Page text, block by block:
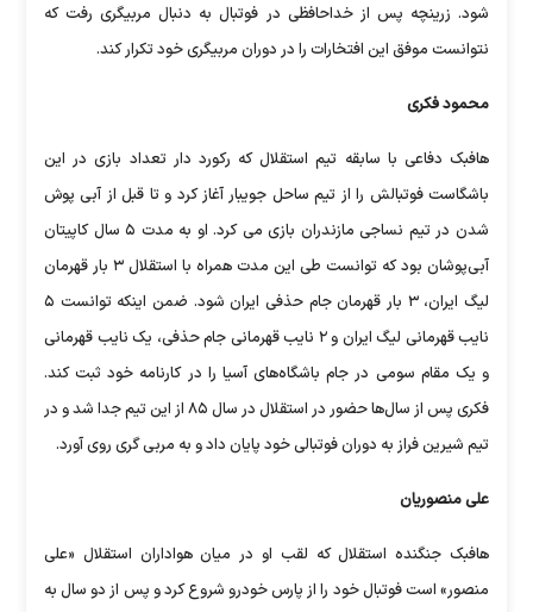
شود. زرینچه پس از خداحافظی در فوتبال به دنبال مربیگری رفت که
نتوانست موفق این افتخارات را در دوران مربیگری خود تکرار کند.
محمود فکری
هافبک دفاعی با سابقه تیم استقلال که رکورد دار تعداد بازی در این
باشگاست فوتبالش را از تیم ساحل جویبار آغاز کرد و تا قبل از آبی پوش
شدن در تیم نساجی مازندران بازی می کرد. او به مدت ۵ سال کاپیتان
آبی‌پوشان بود که توانست طی این مدت همراه با استقلال ۳ بار قهرمان
لیگ ایران، ۳ بار قهرمان جام حذفی ایران شود. ضمن اینکه توانست ۵
نایب قهرمانی لیگ ایران و ۲ نایب قهرمانی جام حذفی، یک نایب قهرمانی
و یک مقام سومی در جام باشگاه‌های آسیا را در کارنامه خود ثبت کند.
فکری پس از سال‌ها حضور در استقلال در سال ۸۵ از این تیم جدا شد و در
تیم شیرین فراز به دوران فوتبالی خود پایان داد و به مربی گری روی آورد.
علی منصوریان
هافبک جنگنده استقلال که لقب او در میان هواداران استقلال «علی
منصور» است فوتبال خود را از پارس خودرو شروع کرد و پس از دو سال به